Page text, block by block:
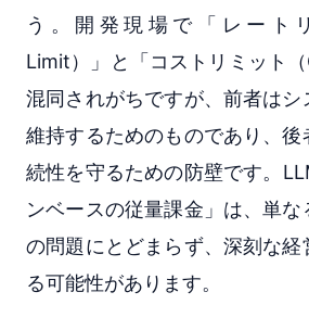
う。開発現場で「レート
Limit）」と「コストリミット
混同されがちですが、前者はシ
維持するためのものであり、後
続性を守るための防壁です。
ンベースの従量課金」は、単な
の問題にとどまらず、深刻な経
る可能性があります。